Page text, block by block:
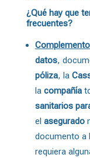
¿Qué hay que
frecuentes?
datos,
póliza, la
la compañía
sanitarios
el asegurado
documento a
requiera